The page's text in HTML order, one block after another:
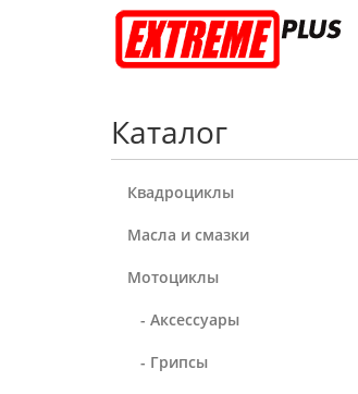
Каталог
Квадроциклы
Масла и смазки
Мотоциклы
- Аксессуары
- Грипсы